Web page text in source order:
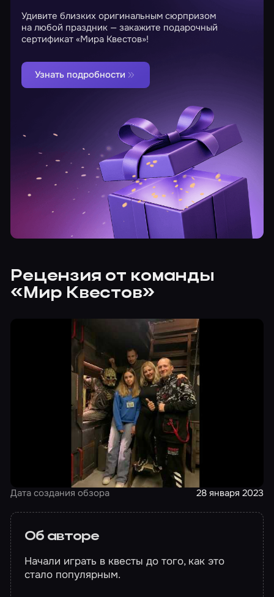
Удивите близких оригинальным сюрпризом
на любой праздник — закажите подарочный
сертификат «Мира Квестов»!
Узнать подробности
Рецензия от команды
«Мир Квестов»
Дата создания обзора 28 января 2023
Об авторе
Начали играть в квесты до того, как это
стало популярным.